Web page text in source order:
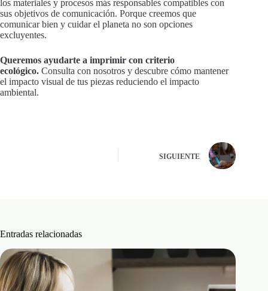
los materiales y procesos más responsables compatibles con
sus objetivos de comunicación. Porque creemos que
comunicar bien y cuidar el planeta no son opciones
excluyentes.
Queremos ayudarte a imprimir con criterio
ecológico. Consulta con nosotros y descubre cómo mantener
el impacto visual de tus piezas reduciendo el impacto
ambiental.
SIGUIENTE
Entradas relacionadas